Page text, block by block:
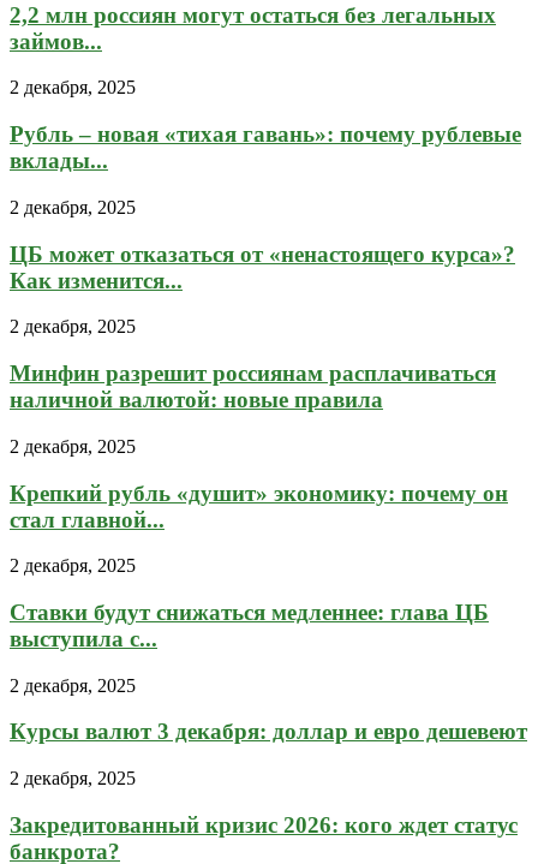
2,2 млн россиян могут остаться без легальных
займов...
2 декабря, 2025
Рубль – новая «тихая гавань»: почему рублевые
вклады...
2 декабря, 2025
ЦБ может отказаться от «ненастоящего курса»?
Как изменится...
2 декабря, 2025
Минфин разрешит россиянам расплачиваться
наличной валютой: новые правила
2 декабря, 2025
Крепкий рубль «душит» экономику: почему он
стал главной...
2 декабря, 2025
Ставки будут снижаться медленнее: глава ЦБ
выступила с...
2 декабря, 2025
Курсы валют 3 декабря: доллар и евро дешевеют
2 декабря, 2025
Закредитованный кризис 2026: кого ждет статус
банкрота?